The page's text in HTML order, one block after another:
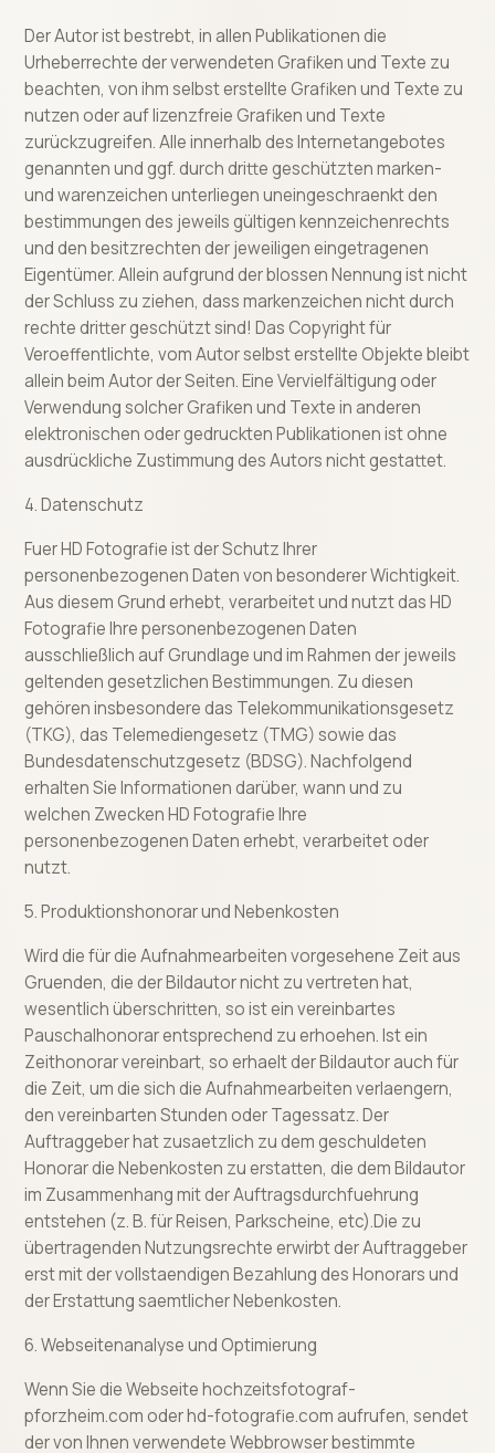
Der Autor ist bestrebt, in allen Publikationen die
Urheberrechte der verwendeten Grafiken und Texte zu
beachten, von ihm selbst erstellte Grafiken und Texte zu
nutzen oder auf lizenzfreie Grafiken und Texte
zurückzugreifen. Alle innerhalb des Internetangebotes
genannten und ggf. durch dritte geschützten marken-
und warenzeichen unterliegen uneingeschraenkt den
bestimmungen des jeweils gültigen kennzeichenrechts
und den besitzrechten der jeweiligen eingetragenen
Eigentümer. Allein aufgrund der blossen Nennung ist nicht
der Schluss zu ziehen, dass markenzeichen nicht durch
rechte dritter geschützt sind! Das Copyright für
Veroeffentlichte, vom Autor selbst erstellte Objekte bleibt
allein beim Autor der Seiten. Eine Vervielfältigung oder
Verwendung solcher Grafiken und Texte in anderen
elektronischen oder gedruckten Publikationen ist ohne
ausdrückliche Zustimmung des Autors nicht gestattet.
4. Datenschutz
Fuer HD Fotografie ist der Schutz Ihrer
personenbezogenen Daten von besonderer Wichtigkeit.
Aus diesem Grund erhebt, verarbeitet und nutzt das HD
Fotografie Ihre personenbezogenen Daten
ausschließlich auf Grundlage und im Rahmen der jeweils
geltenden gesetzlichen Bestimmungen. Zu diesen
gehören insbesondere das Telekommunikationsgesetz
(TKG), das Telemediengesetz (TMG) sowie das
Bundesdatenschutzgesetz (BDSG). Nachfolgend
erhalten Sie Informationen darüber, wann und zu
welchen Zwecken HD Fotografie Ihre
personenbezogenen Daten erhebt, verarbeitet oder
nutzt.
5. Produktionshonorar und Nebenkosten
Wird die für die Aufnahmearbeiten vorgesehene Zeit aus
Gruenden, die der Bildautor nicht zu vertreten hat,
wesentlich überschritten, so ist ein vereinbartes
Pauschalhonorar entsprechend zu erhoehen. Ist ein
Zeithonorar vereinbart, so erhaelt der Bildautor auch für
die Zeit, um die sich die Aufnahmearbeiten verlaengern,
den vereinbarten Stunden oder Tagessatz. Der
Auftraggeber hat zusaetzlich zu dem geschuldeten
Honorar die Nebenkosten zu erstatten, die dem Bildautor
im Zusammenhang mit der Auftragsdurchfuehrung
entstehen (z. B. für Reisen, Parkscheine, etc).Die zu
übertragenden Nutzungsrechte erwirbt der Auftraggeber
erst mit der vollstaendigen Bezahlung des Honorars und
der Erstattung saemtlicher Nebenkosten.
6. Webseitenanalyse und Optimierung
Wenn Sie die Webseite hochzeitsfotograf-
pforzheim.com oder hd-fotografie.com aufrufen, sendet
der von Ihnen verwendete Webbrowser bestimmte